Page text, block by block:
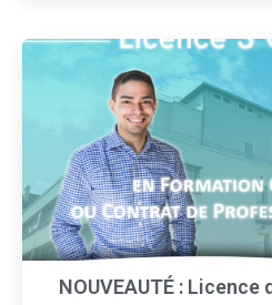
NOUVEAUTÉ : Licence